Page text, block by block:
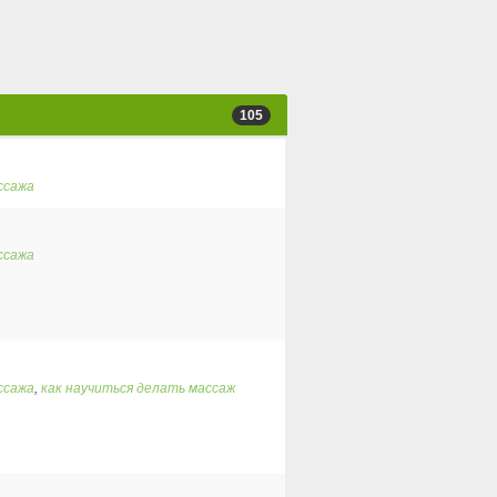
105
, как научиться делать массаж